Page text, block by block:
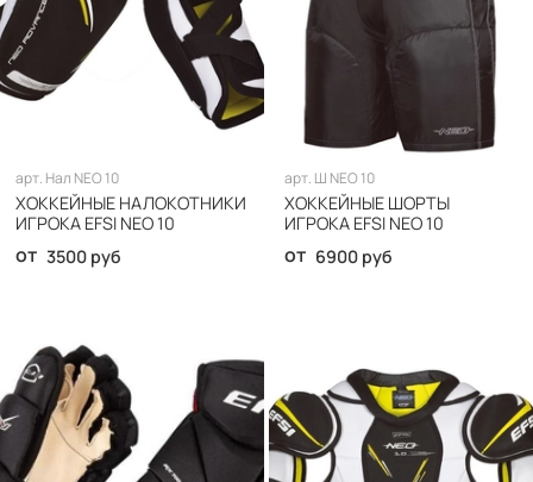
арт. Нал NEO 10
ХОККЕЙНЫЕ НАЛОКОТНИКИ
ИГРОКА EFSI NEO 10
от 3500 руб
арт. Ш NEO 10
ХОККЕЙНЫЕ ШОРТЫ
ИГРОКА EFSI NEO 10
от 6900 руб